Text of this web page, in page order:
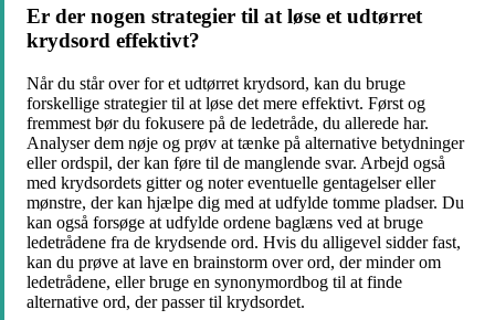
Er der nogen strategier til at løse et udtørret
krydsord effektivt?
Når du står over for et udtørret krydsord, kan du bruge
forskellige strategier til at løse det mere effektivt. Først og
fremmest bør du fokusere på de ledetråde, du allerede har.
Analyser dem nøje og prøv at tænke på alternative betydninger
eller ordspil, der kan føre til de manglende svar. Arbejd også
med krydsordets gitter og noter eventuelle gentagelser eller
mønstre, der kan hjælpe dig med at udfylde tomme pladser. Du
kan også forsøge at udfylde ordene baglæns ved at bruge
ledetrådene fra de krydsende ord. Hvis du alligevel sidder fast,
kan du prøve at lave en brainstorm over ord, der minder om
ledetrådene, eller bruge en synonymordbog til at finde
alternative ord, der passer til krydsordet.